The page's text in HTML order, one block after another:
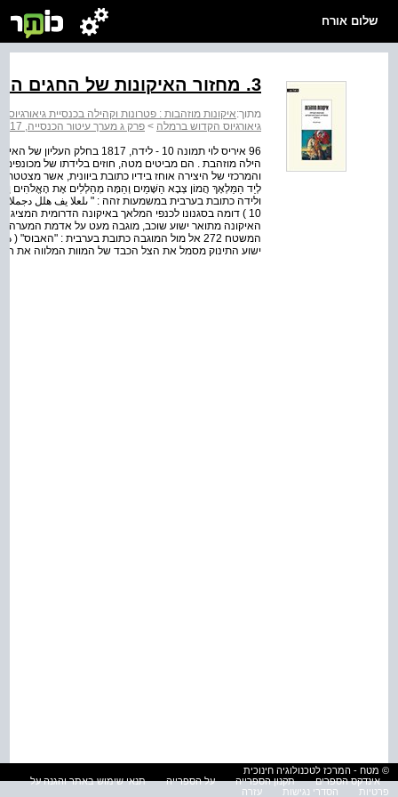
שלום אורח
3. מחזור האיקונות של החגים הנוצריים
מתוך:איקונות מוזהבות : פטרונות וקהילה בכנסיית
גיאורגיוס הקדוש ברמלה > פרק ג מערך עיטור הכנסייה, 1817
הילה מוזהבת . הם מביטים מטה, חוזים בלידתו של מכונפים,
האיקונה מתואר ישוע שוכב, מוגבה מעט על אדמת המערה,
המשטח 272 אל מול המוגבה כתובת בערבית :
ישוע התינוק מסמל את הצל הכבד של המוות המלווה את חיי
© מטח - המרכז לטכנולוגיה חינוכית
אינדקס הספרים
תקנון הספרייה על הספרייה
תנאי שימוש באתר והגנה על
פרטיות
הסדרי נגישות עזרה